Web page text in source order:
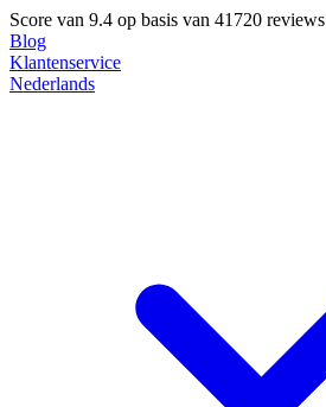
Score van 9.4 op basis van 41720 reviews
Blog
Klantenservice
Nederlands